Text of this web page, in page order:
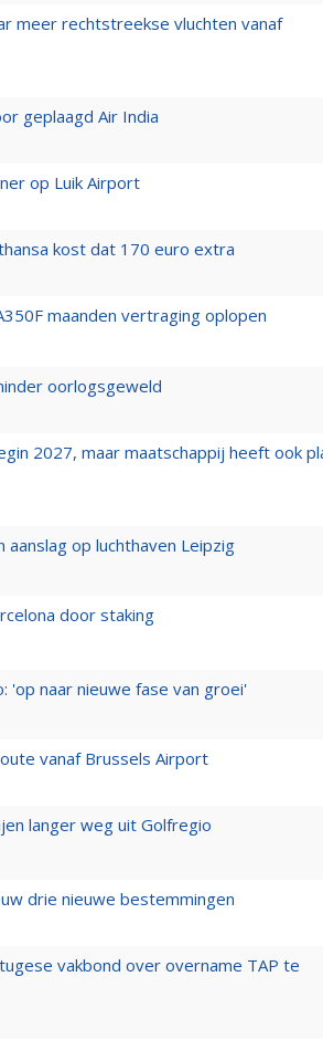
meer rechtstreekse vluchten vanaf
geplaagd Air India
op Luik Airport
kost dat 170 euro extra
maanden vertraging oplopen
oorlogsgeweld
2027, maar maatschappij heeft ook
op luchthaven Leipzig
door staking
'op naar nieuwe fase van groei'
vanaf Brussels Airport
langer weg uit Golfregio
drie nieuwe bestemmingen
vakbond over overname TAP te